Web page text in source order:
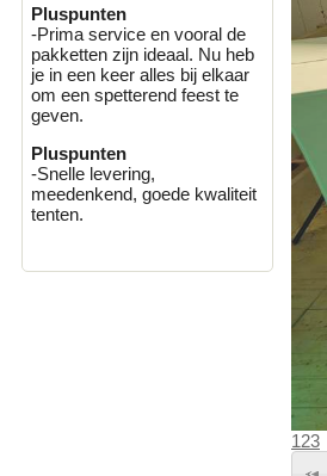
Pluspunten
-Prima service en vooral de
pakketten zijn ideaal. Nu heb
je in een keer alles bij elkaar
om een spetterend feest te
geven.
Pluspunten
-Snelle levering,
meedenkend, goede kwaliteit
tenten.
123